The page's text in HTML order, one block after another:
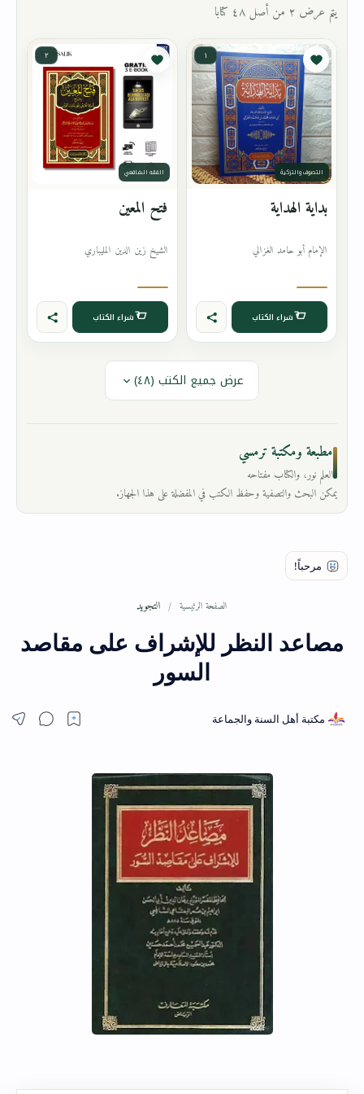
يتم عرض ٢ من أصل ٤٨ كتابا
١
التصوف والتزكية
بداية الهداية
الإمام أبو حامد الغزالي
شراء الكتاب
٢
الفقه الشافعي
فتح المعين
الشيخ زين الدين المليباري
شراء الكتاب
عرض جميع الكتب (٤٨)
مطبعة ومكتبة ترمسي
العلم نور، والكتاب مفتاحه
يمكن البحث والتصفية وحفظ الكتب في المفضلة على هذا الجهاز.
الصفحة الرئيسية التجويد
مصاعد النظر للإشراف على مقاصد
السور